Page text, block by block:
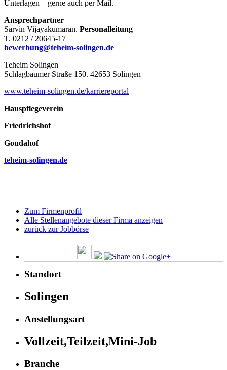
Unterlagen – gerne auch per Mail.
Ansprechpartner
Sarvin Vijayakumaran. Personalleitung
T. 0212 / 20645-17
bewerbung@teheim-solingen.de
Teheim Solingen
Schlagbaumer Straße 150. 42653 Solingen
www.teheim-solingen.de/karriereportal
Hauspflegeverein
Friedrichshof
Goudahof
teheim-solingen.de
Zum Firmenprofil
Alle Stellenangebote dieser Firma anzeigen
zurück zur Jobbörse
Standort
Solingen
Anstellungsart
Vollzeit,Teilzeit,Mini-Job
Branche